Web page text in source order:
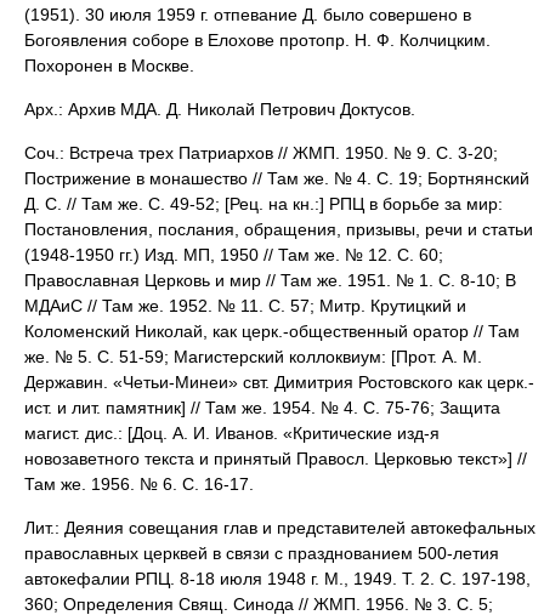
(1951). 30 июля 1959 г. отпевание Д. было совершено в
Богоявления соборе в Елохове протопр. Н. Ф. Колчицким.
Похоронен в Москве.
Арх.: Архив МДА. Д. Николай Петрович Доктусов.
Соч.: Встреча трех Патриархов // ЖМП. 1950. № 9. С. 3-20;
Пострижение в монашество // Там же. № 4. С. 19; Бортнянский
Д. С. // Там же. С. 49-52; [Рец. на кн.:] РПЦ в борьбе за мир:
Постановления, послания, обращения, призывы, речи и статьи
(1948-1950 гг.) Изд. МП, 1950 // Там же. № 12. С. 60;
Православная Церковь и мир // Там же. 1951. № 1. С. 8-10; В
МДАиС // Там же. 1952. № 11. С. 57; Митр. Крутицкий и
Коломенский Николай, как церк.-общественный оратор // Там
же. № 5. С. 51-59; Магистерский коллоквиум: [Прот. А. М.
Державин. «Четьи-Минеи» свт. Димитрия Ростовского как церк.-
ист. и лит. памятник] // Там же. 1954. № 4. С. 75-76; Защита
магист. дис.: [Доц. А. И. Иванов. «Критические изд-я
новозаветного текста и принятый Правосл. Церковью текст»] //
Там же. 1956. № 6. С. 16-17.
Лит.: Деяния совещания глав и представителей автокефальных
православных церквей в связи с празднованием 500-летия
автокефалии РПЦ. 8-18 июля 1948 г. М., 1949. Т. 2. С. 197-198,
360; Определения Свящ. Синода // ЖМП. 1956. № 3. С. 5;